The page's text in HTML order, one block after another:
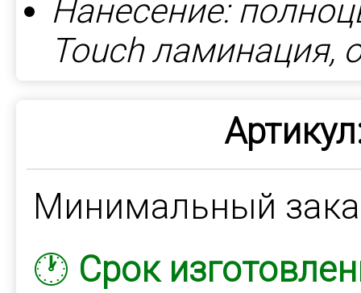
Нанесение:
Touch ламинация,
Минимальный
🕐 Срок